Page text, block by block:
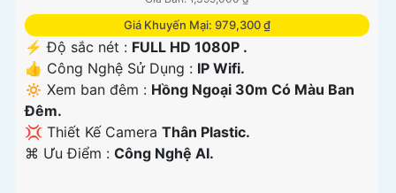
Giá Khuyến Mại: 979,300 ₫
️⚡ Độ sắc nét : FULL HD 1080P .
👍 Công Nghệ Sử Dụng : IP Wifi.
🔅 Xem ban đêm : Hồng Ngoại 30m Có Màu Ban
Ðêm.
💢 Thiết Kế Camera Thân Plastic.
️⌘ Ưu Điểm : Công Nghệ AI.